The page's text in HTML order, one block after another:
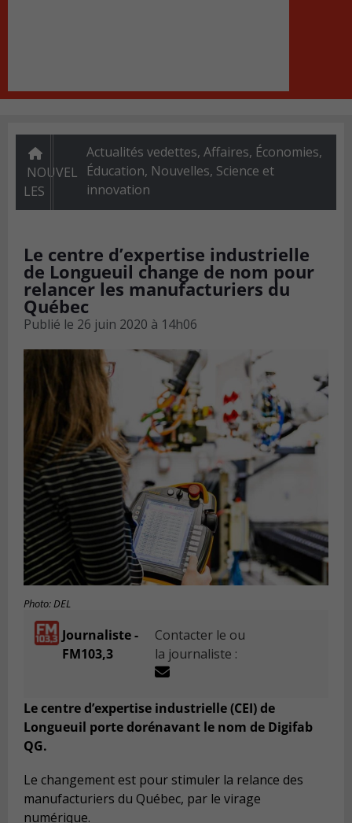
NOUVEL
LES
Actualités vedettes, Affaires, Économies,
Éducation, Nouvelles, Science et
innovation
Le centre d’expertise industrielle
de Longueuil change de nom pour
relancer les manufacturiers du
Québec
Publié le 26 juin 2020 à 14h06
Photo: DEL
Journaliste -
FM103,3
Contacter le ou
la journaliste :
Le centre d’expertise industrielle (CEI) de
Longueuil porte dorénavant le nom de Digifab
QG.
Le changement est pour stimuler la relance des
manufacturiers du Québec, par le virage
numérique.